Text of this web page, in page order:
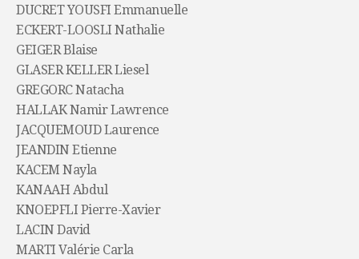
DUCRET YOUSFI Emmanuelle
ECKERT-LOOSLI Nathalie
GEIGER Blaise
GLASER KELLER Liesel
GREGORC Natacha
HALLAK Namir Lawrence
JACQUEMOUD Laurence
JEANDIN Etienne
KACEM Nayla
KANAAH Abdul
KNOEPFLI Pierre-Xavier
LACIN David
MARTI Valérie Carla